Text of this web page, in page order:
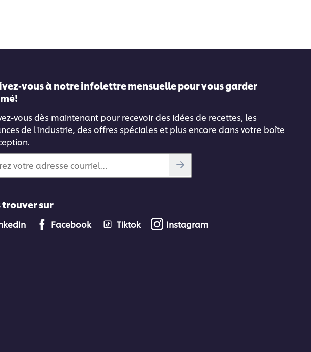
vous à notre infolettre mensuelle pour vous garder
vous dès maintenant pour recevoir des idées de recettes, les
de l'industrie, des offres spéciales et plus encore dans votre boîte
votre adresse courriel…
trouver sur
Facebook Tiktok Instagram